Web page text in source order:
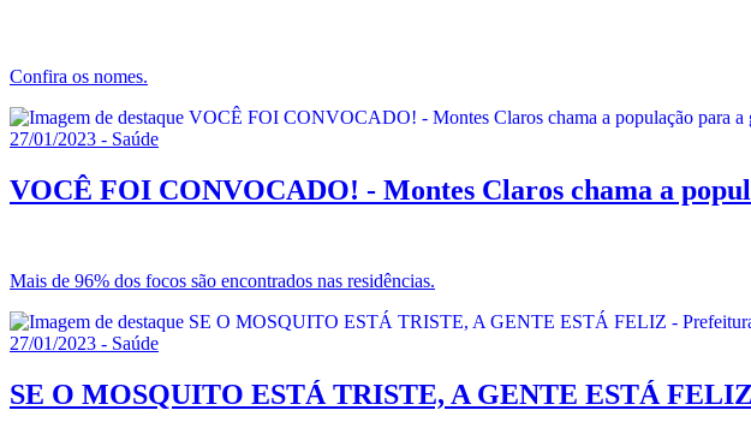
Confira os nomes.
27/01/2023 - Saúde
VOCÊ FOI CONVOCADO! - Montes Claros chama a
Mais de 96% dos focos são encontrados nas residências.
27/01/2023 - Saúde
SE O MOSQUITO ESTÁ TRISTE, A GENTE ESTÁ